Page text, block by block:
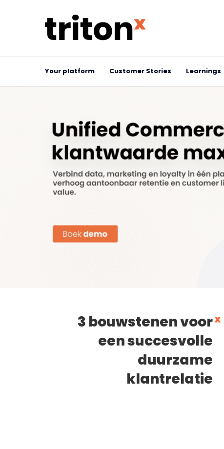
Your platform Customer Stories Learnings
3 bouwstenen voor
een succesvolle
duurzame
klantrelatie